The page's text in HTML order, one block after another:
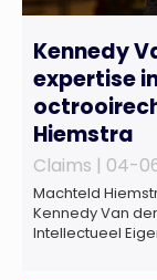
Kennedy
expertise
Hiemstra
Claims | 04-
Machteld
Kennedy Van
Intellectueel